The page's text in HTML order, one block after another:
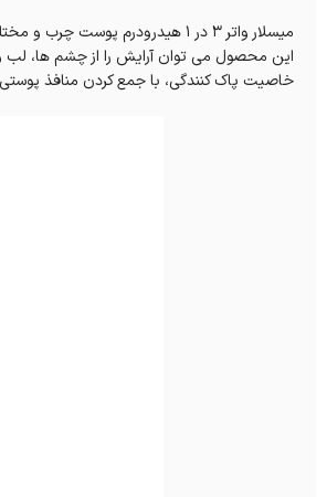
میسلار واتر 3 در 1 هیدرودرم
این محصول می توان آرایش را از چشم ها،
خاصیت پاک کنندگی، با جمع کردن منافذ